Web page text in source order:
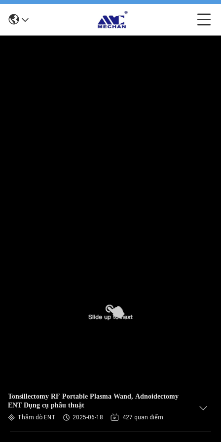
Tonsillectomy RF Portable Plasma Wand, Adnoidectomy
ENT Dụng cụ phẫu thuật
Thăm dò ENT 2025-06-18 427 quan điểm